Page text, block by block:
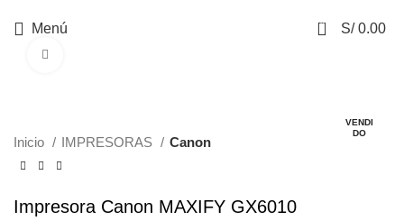
Menú 0 S/0.00
VENDI
DO
Inicio IMPRESORAS Canon
Impresora Canon MAXIFY GX6010